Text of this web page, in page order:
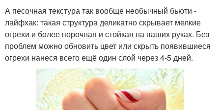
А песочная текстура так вообще необычный бьюти -
лайфхак: такая структура деликатно скрывает мелкие
огрехи и более порочная и стойкая на ваших руках. Без
проблем можно обновить цвет или скрыть появившиеся
огрехи нанеся всего ещё один слой через 4-5 дней.